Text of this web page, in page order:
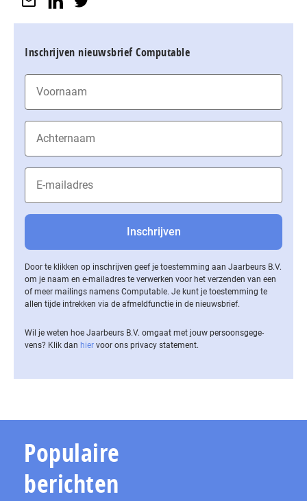
Inschrijven nieuwsbrief Computable
Door te klikken op inschrijven geef je toestemming aan Jaarbeurs B.V.
om je naam en e-mailadres te verwerken voor het verzenden van een
of meer mailings namens Computable. Je kunt je toestemming te
allen tijde intrekken via de af­meld­func­tie in de nieuwsbrief.
Wil je weten hoe Jaarbeurs B.V. omgaat met jouw per­soons­ge­ge­
vens? Klik dan hier voor ons privacy statement.
Populaire
berichten